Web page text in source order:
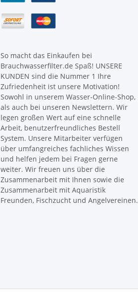
So macht das Einkaufen bei
Brauchwasserfilter.de Spaß! UNSERE
KUNDEN sind die Nummer 1 Ihre
Zufriedenheit ist unsere Motivation!
Sowohl in unserem Wasser-Online-Shop,
als auch bei unseren Newslettern. Wir
legen großen Wert auf eine schnelle
Arbeit, benutzerfreundliches Bestell
System. Unsere Mitarbeiter verfügen
über umfangreiches fachliches Wissen
und helfen jedem bei Fragen gerne
weiter. Wir freuen uns über die
Zusammenarbeit mit Ihnen sowie die
Zusammenarbeit mit Aquaristik
Freunden, Fischzucht und Angelvereinen.